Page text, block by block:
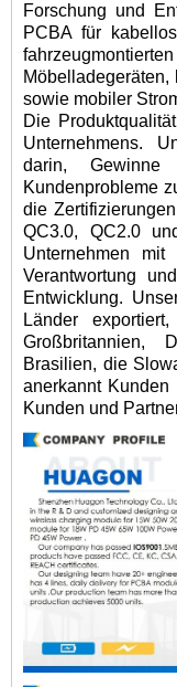
Forschung und
PCBA für
sowie mobiler
Die
Unternehmens.
darin,
Kundenprobleme
die
QC3.0, QC2.0
Unternehmen
Verantwortung
Entwicklung.
Länder
Großbritannien,
Brasilien, die
anerkannt
Kunden und